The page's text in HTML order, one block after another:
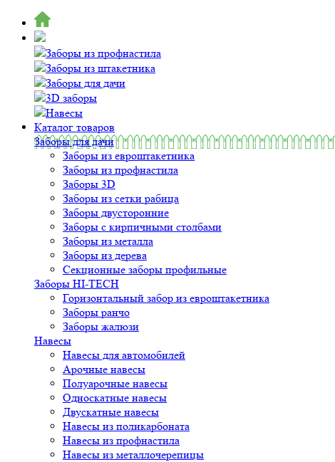
Заборы из профнастила
Заборы из штакетника
Заборы для дачи
3D заборы
Навесы
Каталог товаров
Заборы для дачи
Заборы из евроштакетника
Заборы из профнастила
Заборы 3D
Заборы из сетки рабица
Заборы двусторонние
Заборы с кирпичными столбами
Заборы из металла
Заборы из дерева
Секционные заборы профильные
Заборы HI-TECH
Горизонтальный забор из евроштакетника
Заборы ранчо
Заборы жалюзи
Навесы
Навесы для автомобилей
Арочные навесы
Полуарочные навесы
Односкатные навесы
Двускатные навесы
Навесы из поликарбоната
Навесы из профнастила
Навесы из металлочерепицы